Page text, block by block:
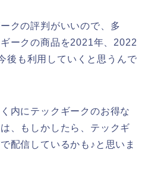
クの評判がいいので、多
ークの商品を2021年、2022
後も利用していくと思うんで
内にテックギークのお得な
、もしかしたら、テックギ
配信しているかも♪と思いま